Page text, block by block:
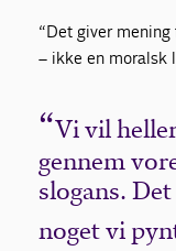
“Det giver
– ikke en moralsk
Vi vil
gennem
slogans.
noget vi